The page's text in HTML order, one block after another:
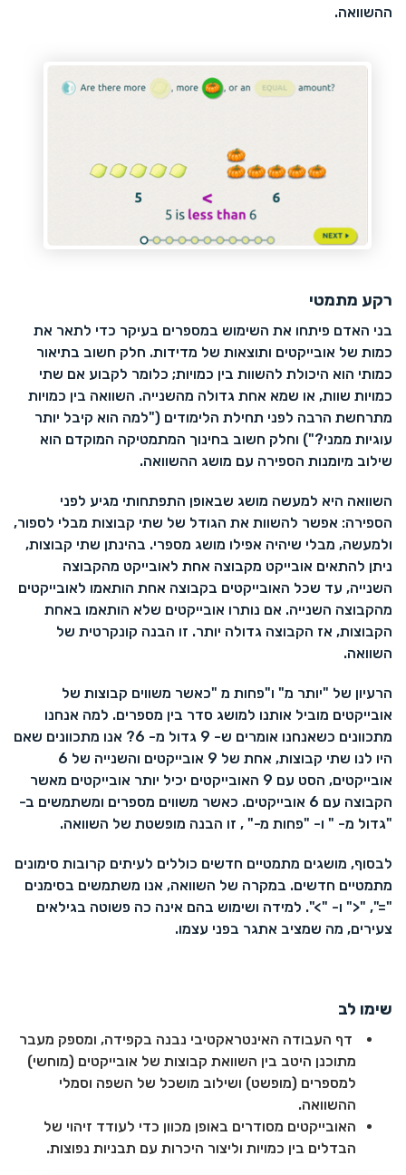
ההשוואה.
רקע מתמטי
בני האדם פיתחו את השימוש במספרים בעיקר כדי לתאר את
כמות של אובייקטים ותוצאות של מדידות. חלק חשוב בתיאור
כמותי הוא היכולת להשוות בין כמויות; כלומר לקבוע אם שתי
כמויות שוות, או שמא אחת גדולה מהשנייה. השוואה בין כמויות
מתרחשת הרבה לפני תחילת הלימודים ("למה הוא קיבל יותר
עוגיות ממני?") וחלק חשוב בחינוך המתמטיקה המוקדם הוא
שילוב מיומנות הספירה עם מושג ההשוואה.
השוואה היא למעשה מושג שבאופן התפתחותי מגיע לפני
הספירה: אפשר להשוות את הגודל של שתי קבוצות מבלי לספור,
ולמעשה, מבלי שיהיה אפילו מושג מספרי. בהינתן שתי קבוצות,
ניתן להתאים אובייקט מקבוצה אחת לאובייקט מהקבוצה
השנייה, עד שכל האובייקטים בקבוצה אחת הותאמו לאובייקטים
מהקבוצה השנייה. אם נותרו אובייקטים שלא הותאמו באחת
הקבוצות, אז הקבוצה גדולה יותר. זו הבנה קונקרטית של
השוואה.
הרעיון של "יותר מ" ו"פחות מ "כאשר משווים קבוצות של
אובייקטים מוביל אותנו למושג סדר בין מספרים. למה אנחנו
מתכוונים כשאנחנו אומרים ש- 9 גדול מ- 6? אנו מתכוונים שאם
היו לנו שתי קבוצות, אחת של 9 אובייקטים והשנייה של 6
אובייקטים, הסט עם 9 האובייקטים יכיל יותר אובייקטים מאשר
הקבוצה עם 6 אובייקטים. כאשר משווים מספרים ומשתמשים ב-
"גדול מ- " ו- "פחות מ-" , זו הבנה מופשטת של השוואה.
לבסוף, מושגים מתמטיים חדשים כוללים לעיתים קרובות סימונים
מתמטיים חדשים. במקרה של השוואה, אנו משתמשים בסימנים
"=", "<" ו- ">". למידה ושימוש בהם אינה כה פשוטה בגילאים
צעירים, מה שמציב אתגר בפני עצמו.
שימו לב
דף העבודה האינטראקטיבי נבנה בקפידה, ומספק מעבר
מתוכנן היטב בין השוואת קבוצות של אובייקטים (מוחשי)
למספרים (מופשט) ושילוב מושכל של השפה וסמלי
ההשוואה.
האובייקטים מסודרים באופן מכוון כדי לעודד זיהוי של
הבדלים בין כמויות וליצור היכרות עם תבניות נפוצות.